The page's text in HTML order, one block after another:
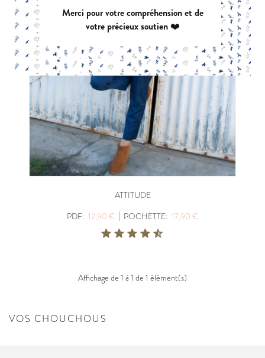
ATTITUDE
PDF: 12,90 € | POCHETTE: 17,90 €
Affichage de 1 à 1 de 1 élément(s)
VOS CHOUCHOUS
Merci pour votre compréhension et de
votre précieux soutien ❤️